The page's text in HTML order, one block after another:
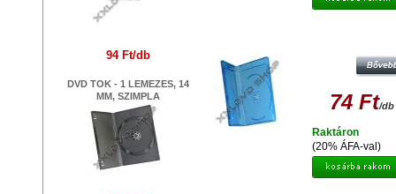
94 Ft/db
DVD TOK - 1 LEMEZES, 14
MM, SZIMPLA
74 Ft/db
(20% ÁFA-val)
Raktáron